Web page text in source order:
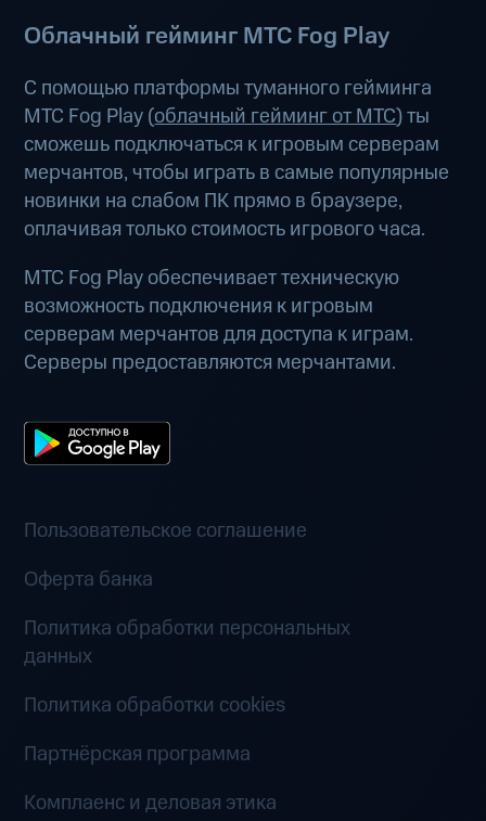
Облачный гейминг МТС Fog Play
С помощью платформы туманного гейминга
МТС Fog Play (облачный гейминг от МТС) ты
сможешь подключаться к игровым серверам
мерчантов, чтобы играть в самые популярные
новинки на слабом ПК прямо в браузере,
оплачивая только стоимость игрового часа.
МТС Fog Play обеспечивает техническую
возможность подключения к игровым
серверам мерчантов для доступа к играм.
Серверы предоставляются мерчантами.
Пользовательское соглашение
Оферта банка
Политика обработки персональных
данных
Политика обработки cookies
Партнёрская программа
Комплаенс и деловая этика